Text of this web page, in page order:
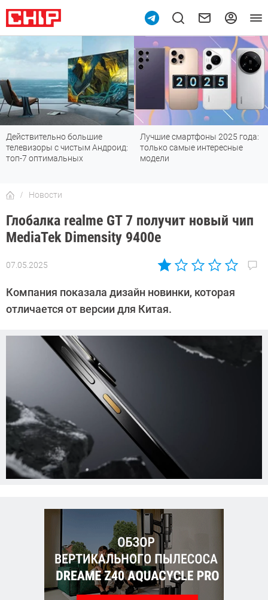
Лучшие смартфоны 2025 года:
только самые интересные
модели
Смартфоны до 30 000 рублей с
хорошей камерой: топ-6
лучших
Новости
Глобалка realme GT 7 получит новый чип
MediaTek Dimensity 9400e
07.05.2025
Автор:
Довлатова
Компания показала дизайн новинки, которая
отличается от версии для Китая.